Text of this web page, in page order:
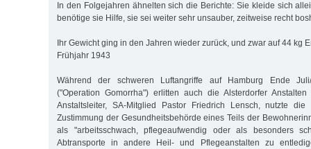
In den Folgejahren ähnelten sich die Berichte: Sie kleide sich
benötige sie Hilfe, sie sei weiter sehr unsauber, zeitweise recht
Ihr Gewicht ging in den Jahren wieder zurück, und zwar auf 44 kg
Frühjahr 1943
Während der schweren Luftangriffe auf Hamburg Ende
("Operation Gomorrha") erlitten auch die Alsterdorfer Anstalten
Anstaltsleiter, SA-Mitglied Pastor Friedrich Lensch, nutzte
Zustimmung der Gesundheitsbehörde eines Teils der
als "arbeitsschwach, pflegeaufwendig oder als besonders
Abtransporte in andere Heil- und Pflegeanstalten zu